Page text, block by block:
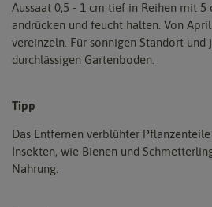
Aussaat 0,5 - 1 cm tief in Reihen mit 5
andrücken und feucht halten. Von
vereinzeln. Für sonnigen Standort und
durchlässigen Gartenboden.
Tipp
Das Entfernen verblühter
Insekten, wie Bienen und
Nahrung.